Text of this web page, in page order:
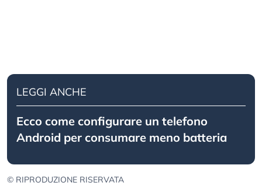
LEGGI ANCHE
Ecco come configurare un telefono
Android per consumare meno batteria
© RIPRODUZIONE RISERVATA